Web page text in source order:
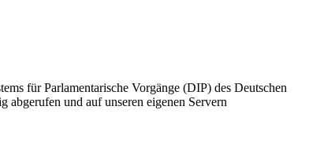
für Parlamentarische Vorgänge (DIP) des Deutschen
abgerufen und auf unseren eigenen Servern